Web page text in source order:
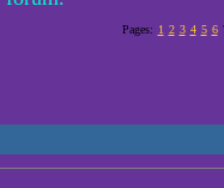
Pages: 1 2 3 4 5 6